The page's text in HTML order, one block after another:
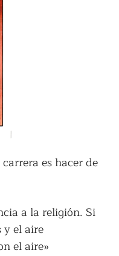
es hacer de
a la religión. Si
y el aire
el aire»